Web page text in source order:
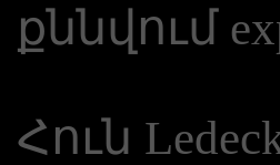
քննվում
Հուն